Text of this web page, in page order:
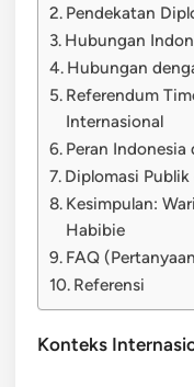
Pendekatan
Hubungan
Hubungan
Referendum
Internasional
Peran Indonesia
Diplomasi
Kesimpulan:
Habibie
FAQ
Referensi
Konteks